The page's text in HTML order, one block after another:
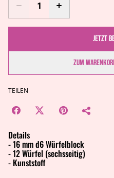
Jetzt
Zum
TEILEN
Details
- 16 mm d6 Würfelblock
- 12 Würfel (sechsseitig)
- Kunststoff